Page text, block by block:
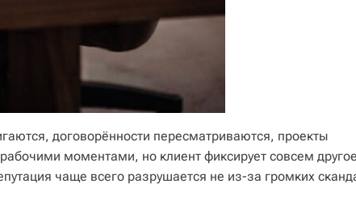
договорённости пересматриваются, проекты
моментами, но клиент фиксирует совсем
чаще всего разрушается не из-за громких